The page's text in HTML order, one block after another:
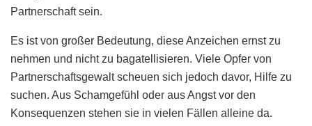
Partnerschaft sein.
Es ist von großer Bedeutung, diese Anzeichen ernst zu
nehmen und nicht zu bagatellisieren. Viele Opfer von
Partnerschaftsgewalt scheuen sich jedoch davor, Hilfe zu
suchen. Aus Schamgefühl oder aus Angst vor den
Konsequenzen stehen sie in vielen Fällen alleine da.